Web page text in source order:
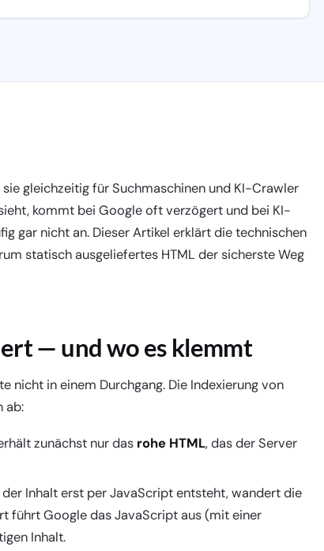
gleichzeitig für Suchmaschinen und KI-Crawler
kommt bei Google oft verzögert und bei KI-
gar nicht an. Dieser Artikel erklärt die technischen
statisch ausgeliefertes HTML der sicherste Weg
— und wo es klemmt
nicht in einem Durchgang. Die Indexierung von
ab:
zunächst nur das rohe HTML, das der Server
Inhalt erst per JavaScript entsteht, wandert die
führt Google das JavaScript aus (mit einer
Inhalt.